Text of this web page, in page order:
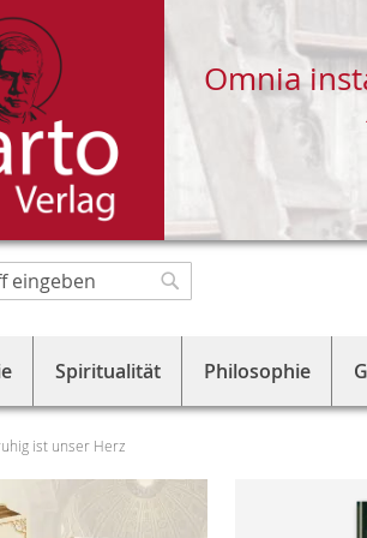
Direkt
zum
Omnia
Spiritualität Philosophie
ist unser Herz